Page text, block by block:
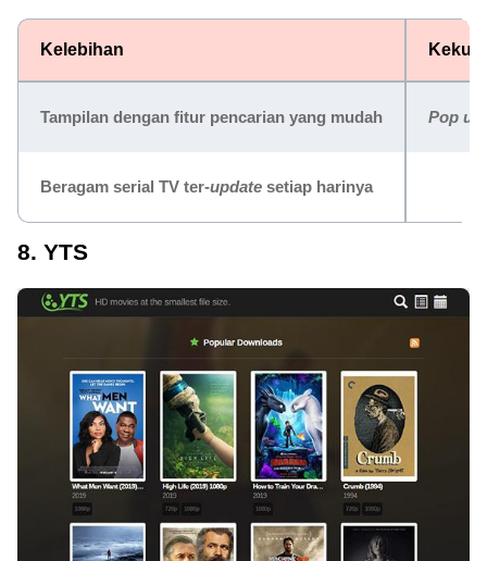
Kelebihan
Tampilan dengan fitur pencarian yang mudah Pop up
Beragam serial TV ter-update setiap harinya
8. YTS